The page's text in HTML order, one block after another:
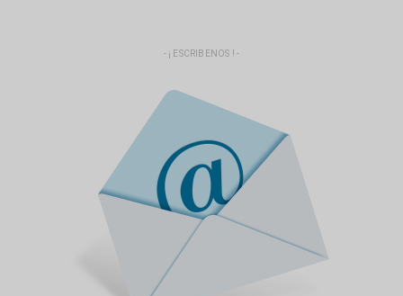
- ¡ ESCRIBENOS ! -